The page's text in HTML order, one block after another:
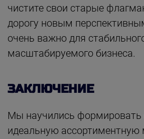
чистите свои старые
дорогу новым
очень важно для
масштабируемого бизнеса.
ЗАКЛЮЧЕНИЕ
Мы научились
идеальную ассортиментную